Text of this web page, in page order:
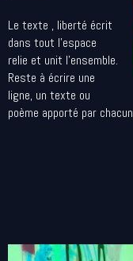
Le texte , liberté écrit
dans tout l'espace
relie et unit l'ensemble.
Reste à écrire une
ligne, un texte ou
poème apporté par